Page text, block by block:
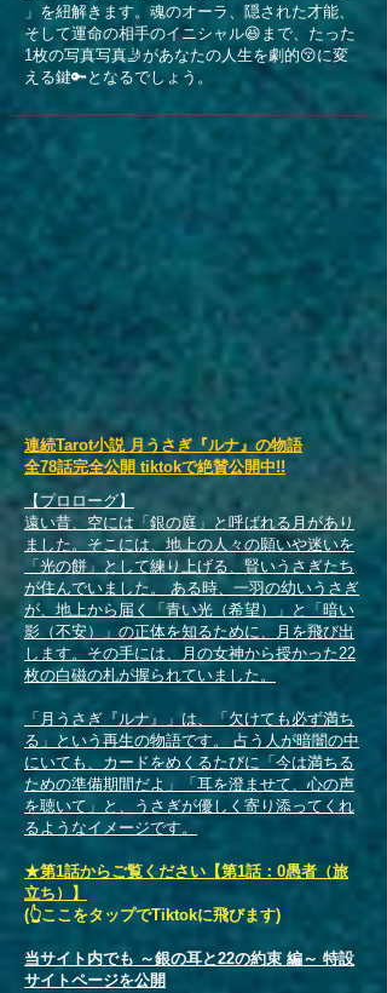
」を紐解きます。魂のオーラ、隠された才能、
そして運命の相手のイニシャル😆まで、たった
1枚の写真写真🤳があなたの人生を劇的😚に変
える鍵🔑となるでしょう。
​連続Tarot小説 月うさぎ『ルナ』の物語
全78話完全公開 tiktokで絶賛公開中!!
【プロローグ】
遠い昔、空には「銀の庭」と呼ばれる月があり
ました。そこには、地上の人々の願いや迷いを
「光の餅」として練り上げる、賢いうさぎたち
が住んでいました。 ある時、一羽の幼いうさぎ
が、地上から届く「青い光（希望）」と「暗い
影（不安）」の正体を知るために、月を飛び出
します。その手には、月の女神から授かった22
枚の白磁の札が握られていました。
「月うさぎ『ルナ』」は、「欠けても必ず満ち
る」という再生の物語です。 占う人が暗闇の中
にいても、カードをめくるたびに「今は満ちる
ための準備期間だよ」「耳を澄ませて、心の声
を聴いて」と、うさぎが優しく寄り添ってくれ
るようなイメージです。
​★第1話からご覧ください 【第1話：0愚者（旅
立ち）】
​(👆ここをタップでTiktokに飛びます)
当サイト内でも ～銀の耳と22の約束 編～ 特設
サイトページを公開